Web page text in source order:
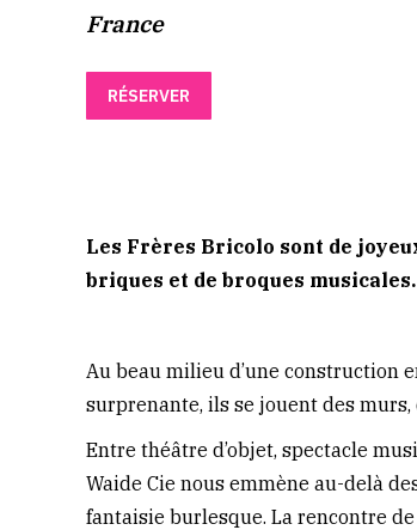
France
RÉSERVER
Les Frères Bricolo sont de
briques et de broques musicales.
Au beau milieu d’une construction
surprenante, ils se jouent des
Entre théâtre d’objet, spectacle
Waide Cie nous emmène au-delà
fantaisie burlesque. La rencontre